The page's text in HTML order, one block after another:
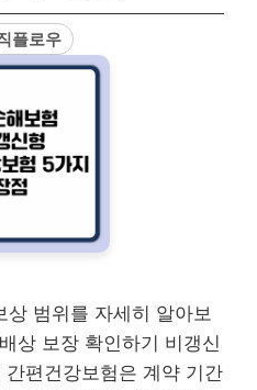
플로우
상 범위를 자세히 알아보
상 보장 확인하기 비갱신
편건강보험은 계약 기간